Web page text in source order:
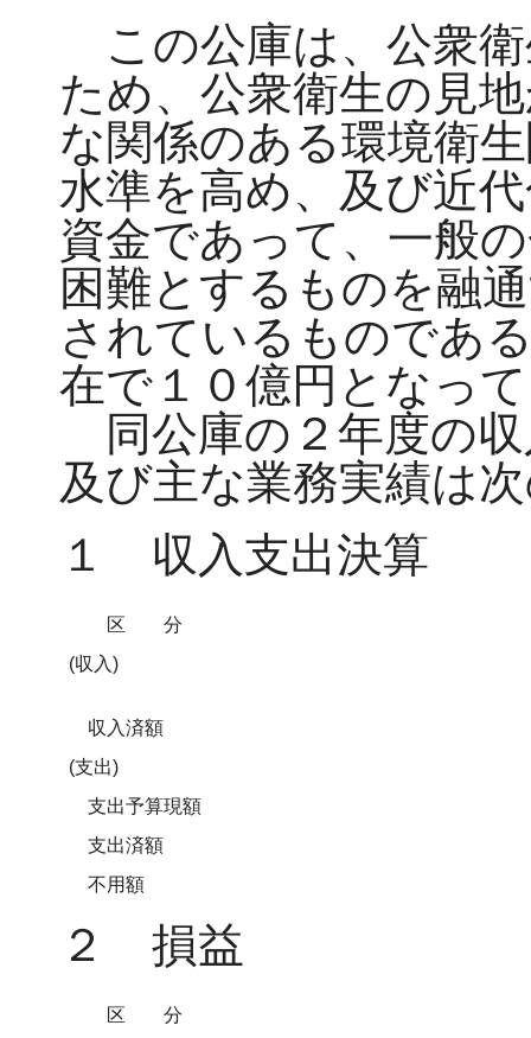
この公庫は、公衆
ため、公衆衛生の見
な関係のある環境衛
水準を高め、及び近
資金であって、一般
困難とするものを融
されているものであ
在で１０億円となっ
同公庫の２年度の収
及び主な業務実績は
１ 収入支出決算
区分
(収入)
収入済額
(支出)
支出予算現額
支出済額
不用額
２ 損益
区分